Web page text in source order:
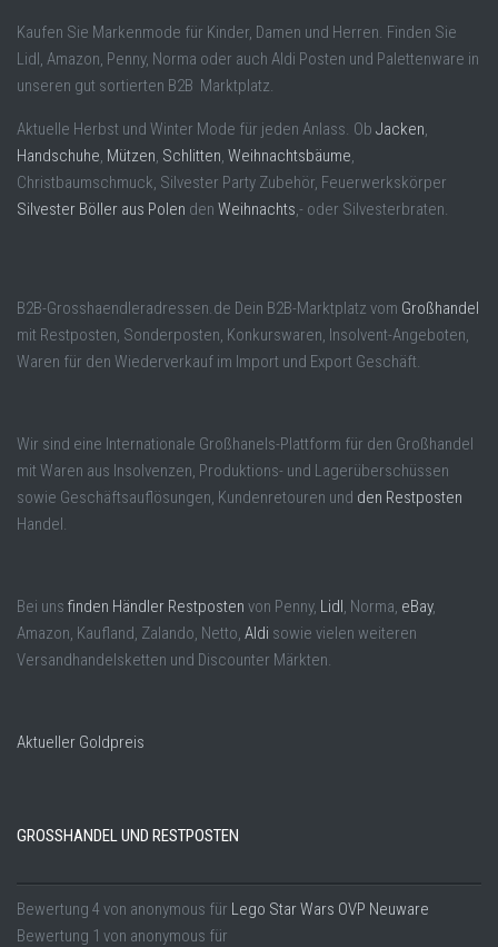
Kaufen Sie Markenmode für Kinder, Damen und Herren. Finden Sie
Lidl, Amazon, Penny, Norma oder auch Aldi Posten und Palettenware in
unseren gut sortierten B2B Marktplatz.
Aktuelle Herbst und Winter Mode für jeden Anlass. Ob Jacken,
Handschuhe, Mützen, Schlitten, Weihnachtsbäume,
Christbaumschmuck, Silvester Party Zubehör, Feuerwerkskörper
Silvester Böller aus Polen den Weihnachts,- oder Silvesterbraten.
B2B-Grosshaendleradressen.de Dein B2B-Marktplatz vom Großhandel
mit Restposten, Sonderposten, Konkurswaren, Insolvent-Angeboten,
Waren für den Wiederverkauf im Import und Export Geschäft.
Wir sind eine Internationale Großhanels-Plattform für den Großhandel
mit Waren aus Insolvenzen, Produktions- und Lagerüberschüssen
sowie Geschäftsauflösungen, Kundenretouren und den Restposten
Handel.
Bei uns finden Händler Restposten von Penny, Lidl, Norma, eBay,
Amazon, Kaufland, Zalando, Netto, Aldi sowie vielen weiteren
Versandhandelsketten und Discounter Märkten.
Aktueller Goldpreis
GROSSHANDEL UND RESTPOSTEN
Bewertung 4 von anonymous für Lego Star Wars OVP Neuware
Bewertung 1 von anonymous für